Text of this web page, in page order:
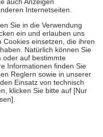
ihre eigene Gesundheit zu
Familie zu unterstützen,
18. Lebensjahr
die von der
um echte Bewertungen